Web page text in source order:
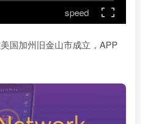
speed
国加州旧金山市成立，APP